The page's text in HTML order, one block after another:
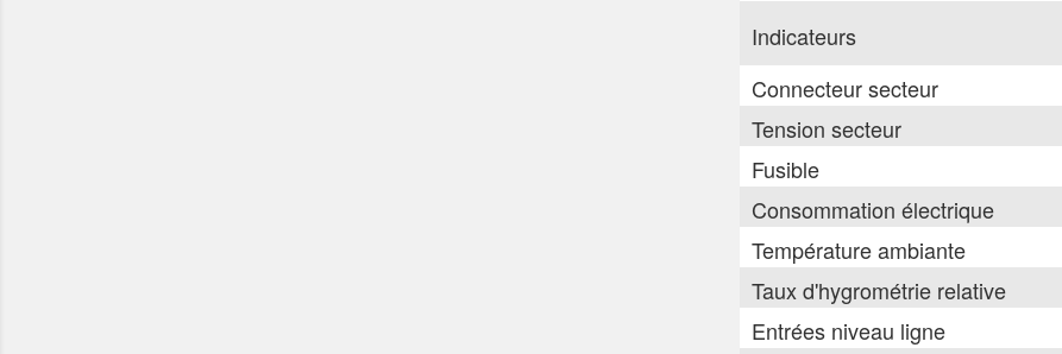
Indicateurs
Connecteur secteur
Tension secteur
Fusible
Consommation électrique
Température ambiante
Taux d'hygrométrie relative
Entrées niveau ligne